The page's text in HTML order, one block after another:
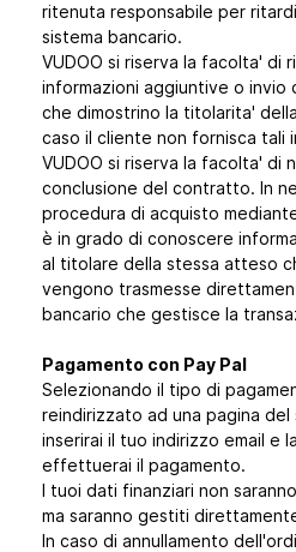
ritenuta responsabile per
sistema bancario.
VUDOO si riserva la facolta' di
informazioni aggiuntive o invio
che dimostrino la titolarita'
caso il cliente non fornisca tali
VUDOO si riserva la facolta' di
conclusione del contratto. In
procedura di acquisto
è in grado di conoscere
al titolare della stessa atteso
vengono trasmesse
bancario che gestisce la
Pagamento con Pay Pal
Selezionando il tipo di
reindirizzato ad una pagina del
inserirai il tuo indirizzo email e
effettuerai il pagamento.
I tuoi dati finanziari non
ma saranno gestiti
In caso di annullamento